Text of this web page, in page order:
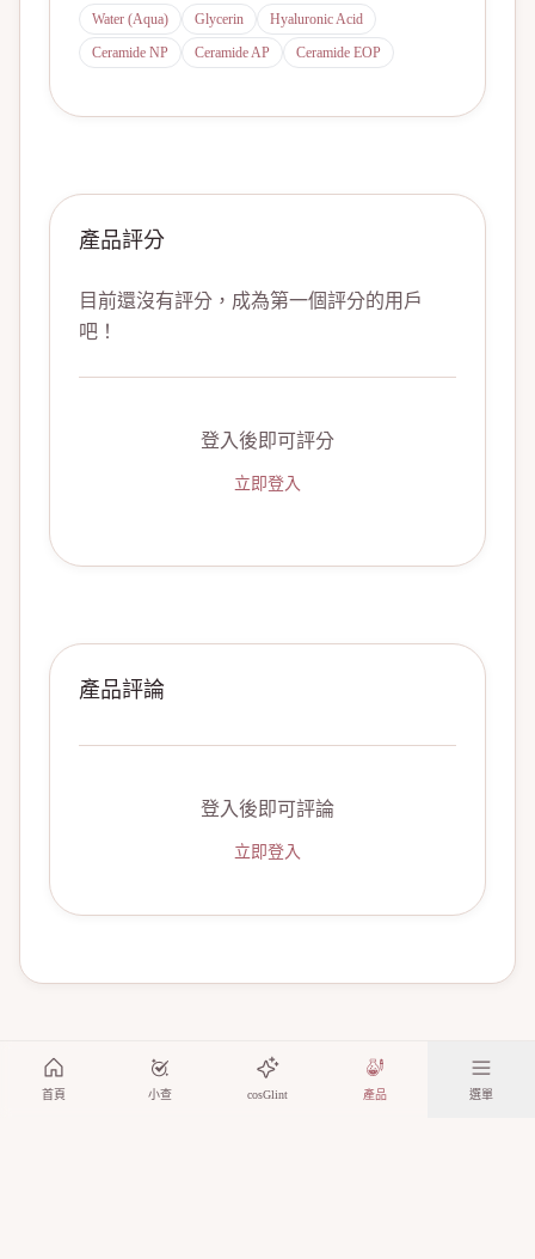
Water (Aqua) Glycerin
Hyaluronic Acid
Ceramide NP
Ceramide AP Ceramide EOP
產品評分
目前還沒有評分，成為第一個評分的用戶
吧！
登入後即可評分
立即登入
產品評論
登入後即可評論
立即登入
首頁 小查 cosGlint 產品 選單